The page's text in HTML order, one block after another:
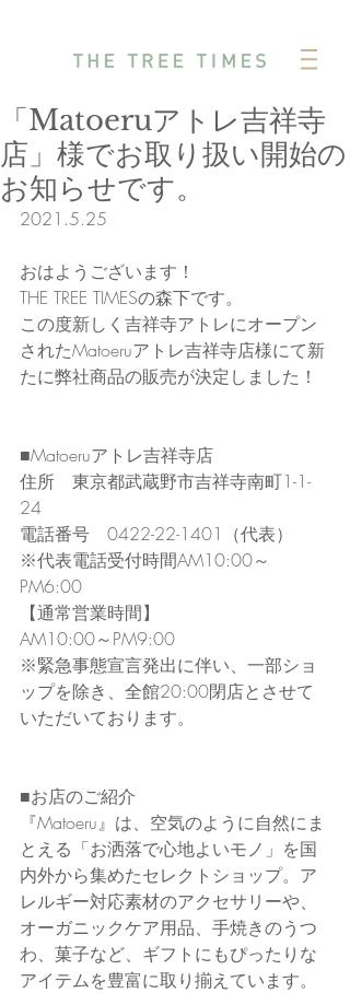
「Matoeruアトレ吉祥寺
店」様でお取り扱い開始の
お知らせです。
2021.5.25
おはようございます！
THE TREE TIMESの森下です。
この度新しく吉祥寺アトレにオープン
されたMatoeruアトレ吉祥寺店様にて新
たに弊社商品の販売が決定しました！
■Matoeruアトレ吉祥寺店
住所　東京都武蔵野市吉祥寺南町1-1-
24
電話番号　0422-22-1401（代表）
※代表電話受付時間AM10:00～
PM6:00
【通常営業時間】
AM10:00～PM9:00
※緊急事態宣言発出に伴い、一部ショ
ップを除き、全館20:00閉店とさせて
いただいております。
■お店のご紹介
『Matoeru』は、空気のように自然にま
とえる「お洒落で心地よいモノ」を国
内外から集めたセレクトショップ。ア
レルギー対応素材のアクセサリーや、
オーガニックケア用品、手焼きのうつ
わ、菓子など、ギフトにもぴったりな
アイテムを豊富に取り揃えています。